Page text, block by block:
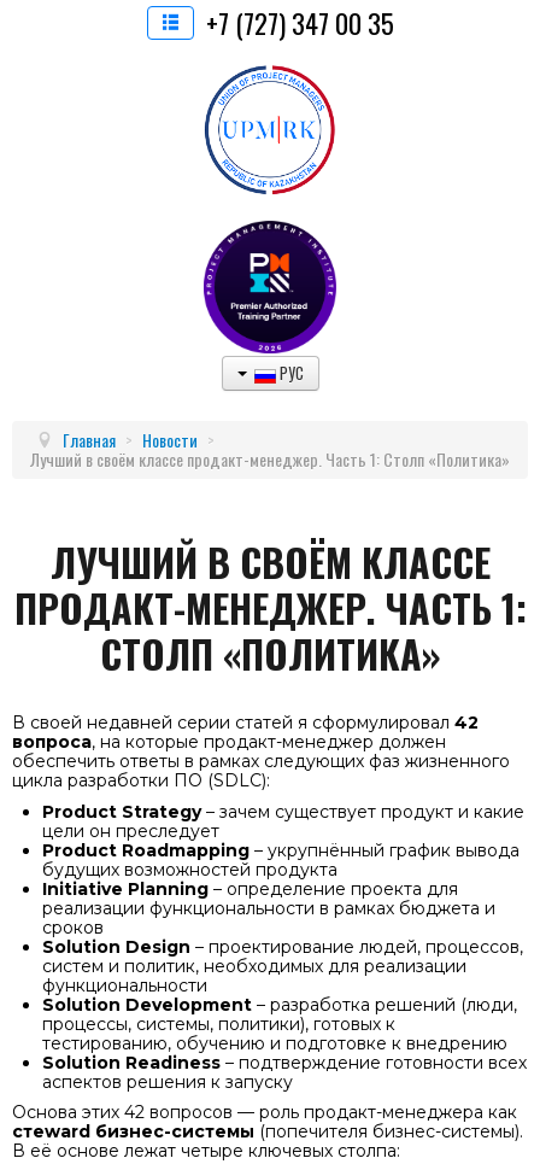
+7 (727) 347 00 35
РУС
Главная > Новости >
Лучший в своём классе продакт-менеджер. Часть 1: Столп «Политика»
ЛУЧШИЙ В СВОЁМ КЛАССЕ
ПРОДАКТ-МЕНЕДЖЕР. ЧАСТЬ 1:
СТОЛП «ПОЛИТИКА»
В своей недавней серии статей я сформулировал 42
вопроса, на которые продакт-менеджер должен
обеспечить ответы в рамках следующих фаз жизненного
цикла разработки ПО (SDLC):
Product Strategy– зачем существует продукт и какие
цели он преследует
Product Roadmapping – укрупнённый график вывода
будущих возможностей продукта
Initiative Planning – определение проекта для
реализации функциональности в рамках бюджета и
сроков
Solution Design – проектирование людей, процессов,
систем и политик, необходимых для реализации
функциональности
Solution Development – разработка решений (люди,
процессы, системы, политики), готовых к
тестированию, обучению и подготовке к внедрению
Solution Readiness – подтверждение готовности всех
аспектов решения к запуску
Основа этих 42 вопросов — роль продакт-менеджера как
стeward бизнес-системы (попечителя бизнес-системы).
В её основе лежат четыре ключевых столпа: